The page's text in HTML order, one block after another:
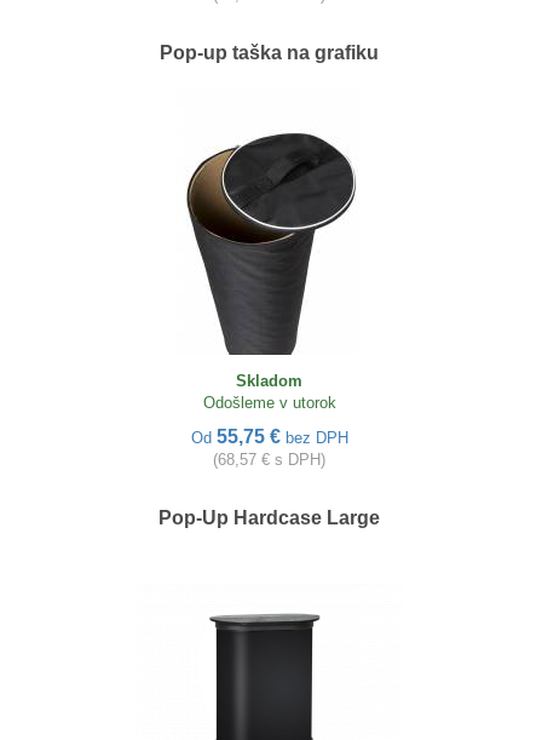
Pop-up taška na grafiku
Skladom
Odošleme v utorok
Od 55,75 € bez DPH
(68,57 € s DPH)
Pop-Up Hardcase Large